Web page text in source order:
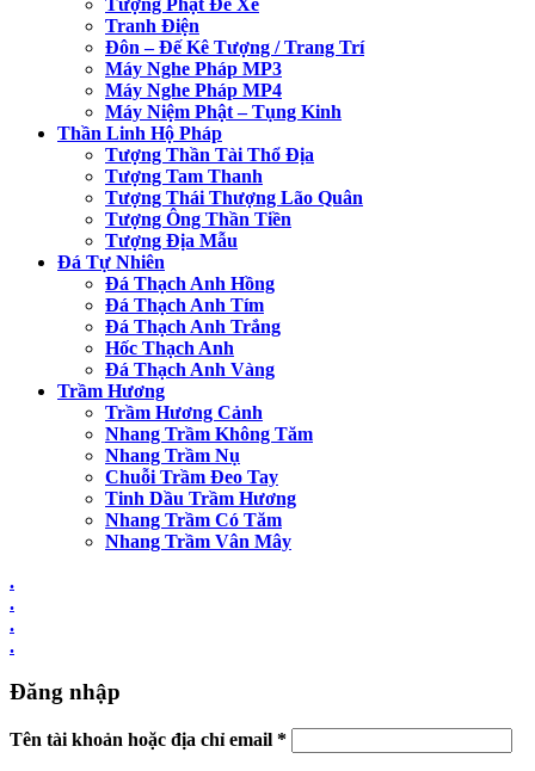
Tranh Điện
Đôn – Đế Kê Tượng / Trang Trí
Máy Nghe Pháp MP3
Máy Nghe Pháp MP4
Máy Niệm Phật – Tụng Kinh
Thần Linh Hộ Pháp
Tượng Thần Tài Thổ Địa
Tượng Tam Thanh
Tượng Thái Thượng Lão Quân
Tượng Ông Thần Tiền
Tượng Địa Mẫu
Đá Tự Nhiên
Đá Thạch Anh Hồng
Đá Thạch Anh Tím
Đá Thạch Anh Trắng
Hốc Thạch Anh
Đá Thạch Anh Vàng
Trầm Hương
Trầm Hương Cảnh
Nhang Trầm Không Tăm
Nhang Trầm Nụ
Chuỗi Trầm Đeo Tay
Tinh Dầu Trầm Hương
Nhang Trầm Có Tăm
Nhang Trầm Vân Mây
.
.
.
.
Đăng nhập
Tên tài khoản hoặc địa chỉ email *